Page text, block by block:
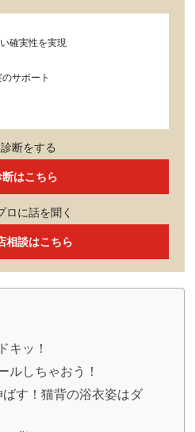
確実性を実現
サポート
断をする
断はこちら
ロに話を聞く
相談はこちら
キッ！
ルしちゃおう！
す！猫背の浴衣姿はダ